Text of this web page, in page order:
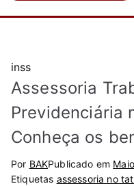
inss
Assessoria
Previdenciária
Conheça os
Por BAKPublicado em
Etiquetas assessoria no